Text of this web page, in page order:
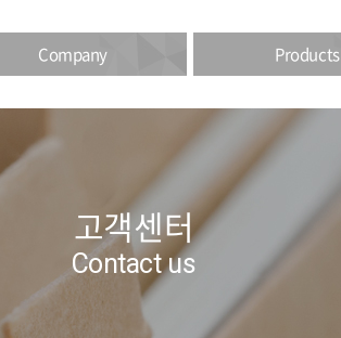
Company Products
고객센터
Contact us